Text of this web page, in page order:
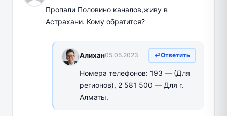
Пропали Половино каналов,живу в
Астрахани. Кому обратится?
Алихан05.05.2023 Ответить
Номера телефонов: 193 — (Для
регионов), 2 581 500 — Для г.
Алматы.